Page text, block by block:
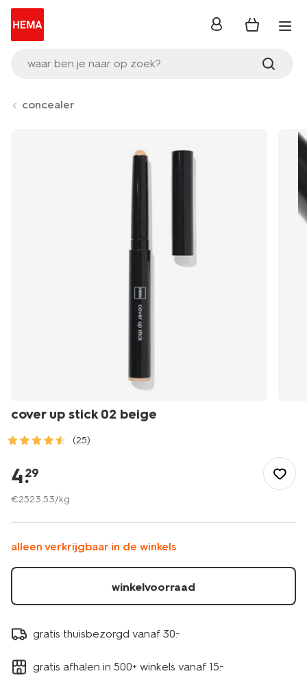
waar ben je naar op zoek?
inloggen
concealer
cover up stick 02 beige
(25)
gezond/make-
up/concealer/cover-
up-
02-
11293192.html
4.
29
€2523.53/kg
alleen verkrijgbaar in de winkels
winkelvoorraad
gratis thuisbezorgd vanaf 30.-
gratis afhalen in 500+ winkels vanaf 15.-